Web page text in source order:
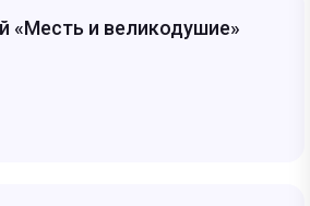
«Месть и великодушие»